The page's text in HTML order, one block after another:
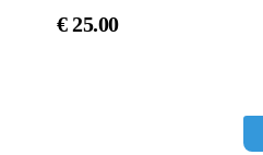
€ 25.00